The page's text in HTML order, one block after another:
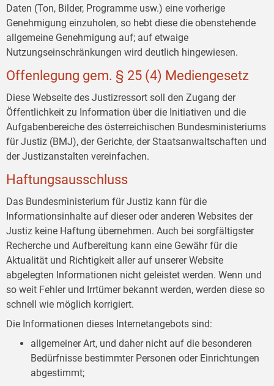
Daten (Ton, Bilder, Programme usw.) eine vorherige
Genehmigung einzuholen, so hebt diese die obenstehende
allgemeine Genehmigung auf; auf etwaige
Nutzungseinschränkungen wird deutlich hingewiesen.
Offenlegung gem. § 25 (4) Mediengesetz
Diese Webseite des Justizressort soll den Zugang der
Öffentlichkeit zu Information über die Initiativen und die
Aufgabenbereiche des österreichischen Bundesministeriums
für Justiz (BMJ), der Gerichte, der Staatsanwaltschaften und
der Justizanstalten vereinfachen.
Haftungsausschluss
Das Bundesministerium für Justiz kann für die
Informationsinhalte auf dieser oder anderen Websites der
Justiz keine Haftung übernehmen. Auch bei sorgfältigster
Recherche und Aufbereitung kann eine Gewähr für die
Aktualität und Richtigkeit aller auf unserer Website
abgelegten Informationen nicht geleistet werden. Wenn und
so weit Fehler und Irrtümer bekannt werden, werden diese so
schnell wie möglich korrigiert.
Die Informationen dieses Internetangebots sind:
allgemeiner Art, und daher nicht auf die besonderen
Bedürfnisse bestimmter Personen oder Einrichtungen
abgestimmt;